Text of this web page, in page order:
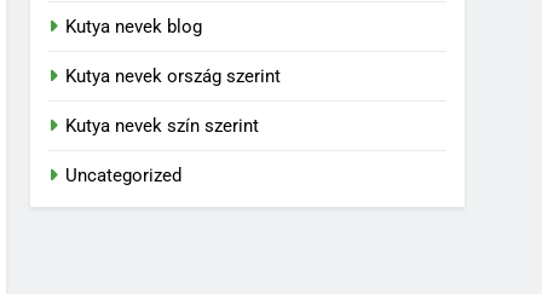
Kutya nevek blog
Kutya nevek ország szerint
Kutya nevek szín szerint
Uncategorized